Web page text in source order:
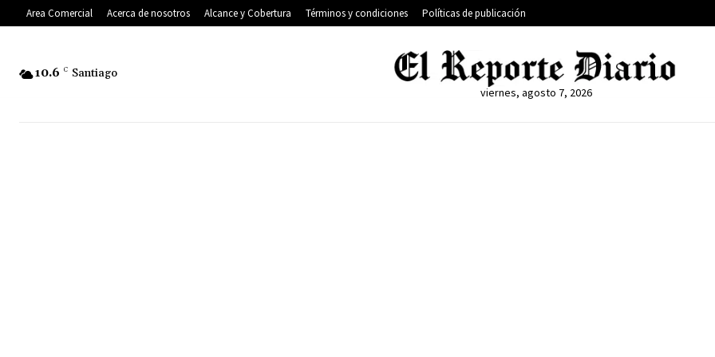
Area Comercial Acerca de nosotros Alcance y Cobertura Términos y condiciones Políticas de publicación
10.6 C Santiago
viernes, agosto 7, 2026